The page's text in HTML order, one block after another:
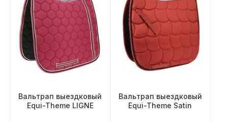
Вальтрап выездковый
Equi-Theme LIGNE
Вальтрап выездковый
Equi-Theme Satin